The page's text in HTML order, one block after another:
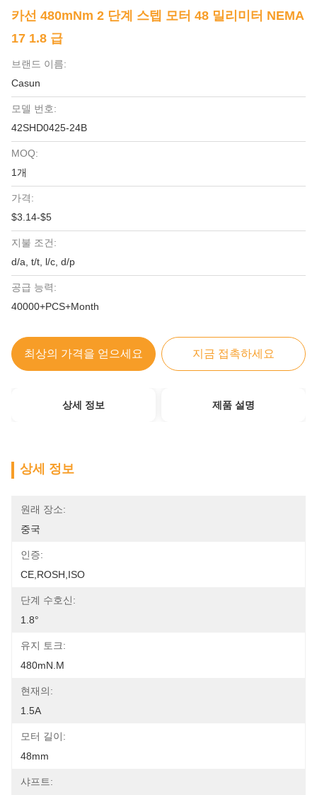
카선 480mNm 2 단계 스텝 모터 48 밀리미터 NEMA
17 1.8 급
브랜드 이름:
Casun
모델 번호:
42SHD0425-24B
MOQ:
1개
가격:
$3.14-$5
지불 조건:
d/a, t/t, l/c, d/p
공급 능력:
40000+PCS+Month
최상의 가격을 얻으세요 지금 접촉하세요
상세 정보 제품 설명
상세 정보
원래 장소:
중국
인증:
CE,ROSH,ISO
단계 수호신:
1.8°
유지 토크:
480mN.m
현재의:
1.5A
모터 길이:
48mm
샤프트: